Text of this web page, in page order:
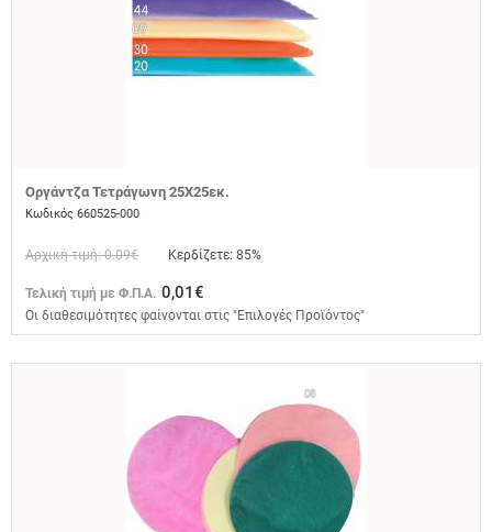
Οργάντζα Τετράγωνη 25Χ25εκ.
Κωδικός 660525-000
Αρχική τιμή: 0.09€ Κερδίζετε: 85%
Τελική τιμή με Φ.Π.Α. 0,01€
Οι διαθεσιμότητες φαίνονται στις "Επιλογές Προϊόντος"